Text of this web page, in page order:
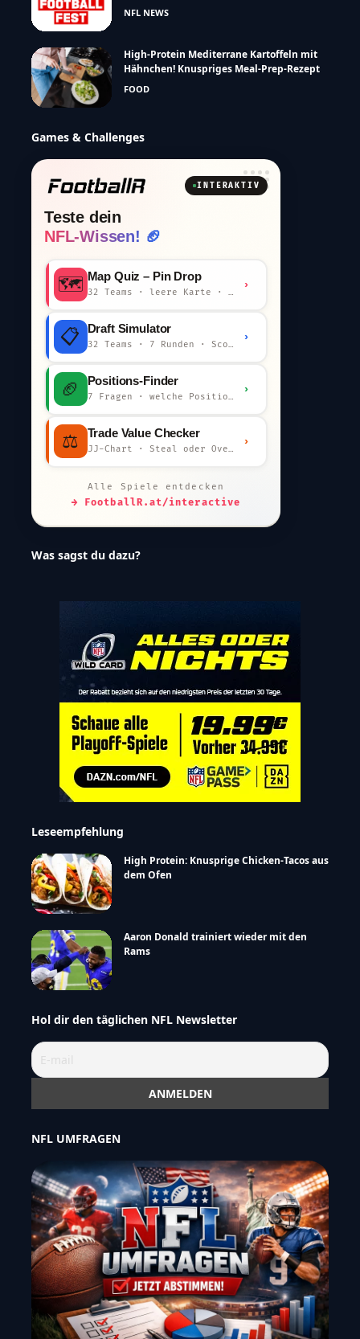
NFL NEWS
High-Protein Mediterrane Kartoffeln mit
Hähnchen! Knuspriges Meal-Prep-Rezept
FOOD
Games & Challenges
INTERAKTIV
Teste dein
NFL-Wissen! 🏈
🗺️ Map Quiz – Pin Drop
32 Teams · leere Karte · km-Wertung
›
📋 Draft Simulator
32 Teams · 7 Runden · Scout-Kommentar
›
🏈 Positions-Finder
7 Fragen · welche Position bist du?
›
⚖️ Trade Value Checker
JJ-Chart · Steal oder Overpay?
›
Alle Spiele entdecken
→ FootballR.at/interactive
Was sagst du dazu?
Leseempfehlung
High Protein: Knusprige Chicken-Tacos aus
dem Ofen
Aaron Donald trainiert wieder mit den
Rams
Hol dir den täglichen NFL Newsletter
NFL UMFRAGEN